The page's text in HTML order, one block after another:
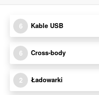
6 Kable USB
6 Cross-body
2 Ładowarki